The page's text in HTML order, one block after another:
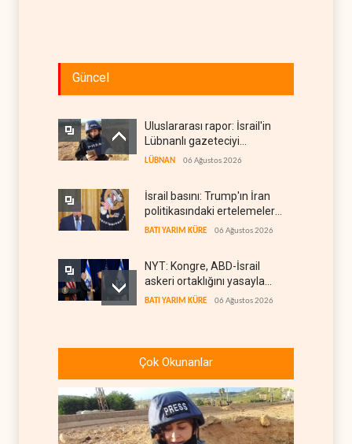
Güncel
Uluslararası rapor: İsrail'in
Lübnanlı gazeteciyi
öldürmesi savaş suçu
LÜBNAN 06 Ağustos 2026
İsrail basını: Trump'ın İran
politikasındaki ertelemeler
ABD seçimlerini riske atıyor
BATI YARIM KÜRE 06 Ağustos 2026
NYT: Kongre, ABD-İsrail
askeri ortaklığını yasayla
kalıcılaştırıyor
BATI YARIM KÜRE 06 Ağustos 2026
kurallarını değiştiriyor
İsrail ordusuna Lübnan'da
ağır darbe: İki asker öldü
İSRAİL 06 Ağustos 2026
Çok Okunanlar